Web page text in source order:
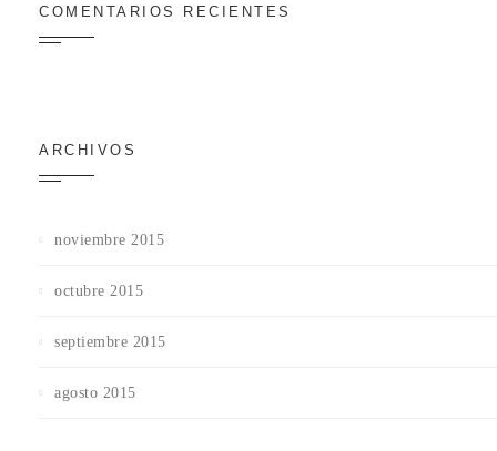
COMENTARIOS RECIENTES
ARCHIVOS
noviembre 2015
octubre 2015
septiembre 2015
agosto 2015